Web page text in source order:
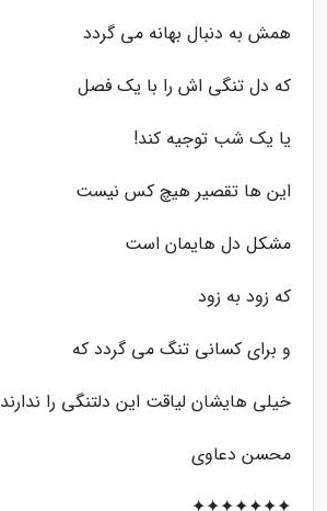
همش به دنبال بهانه می گردد
که دل تنگی اش را با یک فصل
یا یک شب توجیه کند!
این ها تقصیر هیچ کس نیست
مشکل دل هایمان است
که زود به زود
و برای کسانی تنگ می گردد که
خیلی هایشان لیاقت این دلتنگی را ندارند
محسن دعاوی